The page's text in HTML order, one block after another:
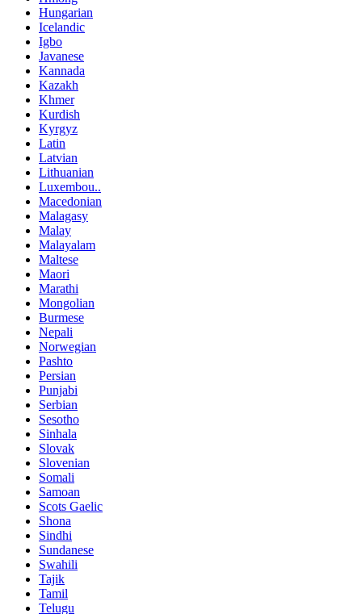
Hungarian
Icelandic
Igbo
Javanese
Kannada
Kazakh
Khmer
Kurdish
Kyrgyz
Latin
Latvian
Lithuanian
Luxembou..
Macedonian
Malagasy
Malay
Malayalam
Maltese
Maori
Marathi
Mongolian
Burmese
Nepali
Norwegian
Pashto
Persian
Punjabi
Serbian
Sesotho
Sinhala
Slovak
Slovenian
Somali
Samoan
Scots Gaelic
Shona
Sindhi
Sundanese
Swahili
Tajik
Tamil
Telugu